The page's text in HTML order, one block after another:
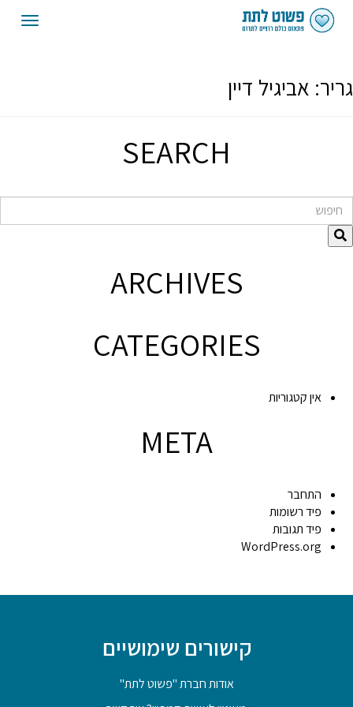
גריר: אביגיל דיין
SEARCH
חיפוש
ARCHIVES
CATEGORIES
אין קטגוריות
META
התחבר
פיד רשומות
פיד תגובות
WordPress.org
קישורים שימושיים
אודות חברת "פשוט לתת"